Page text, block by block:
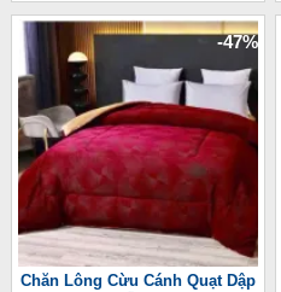
-47%
Chăn Lông Cừu Cánh Quạt Dập